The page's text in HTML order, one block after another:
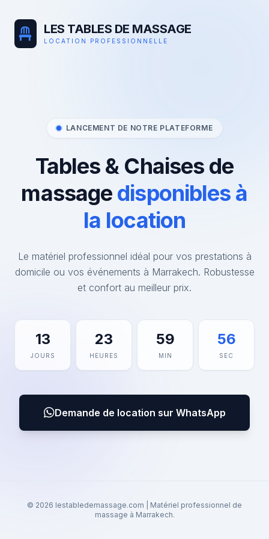
LES TABLES DE MASSAGE
LOCATION PROFESSIONNELLE
LANCEMENT DE NOTRE PLATEFORME
Tables & Chaises de
massage disponibles à
la location
Le matériel professionnel idéal pour vos prestations à
domicile ou vos événements à Marrakech. Robustesse
et confort au meilleur prix.
13
JOURS
23
HEURES
59
MIN
56
SEC
Demande de location sur WhatsApp
© 2026 lestabledemassage.com | Matériel professionnel de
massage à Marrakech.